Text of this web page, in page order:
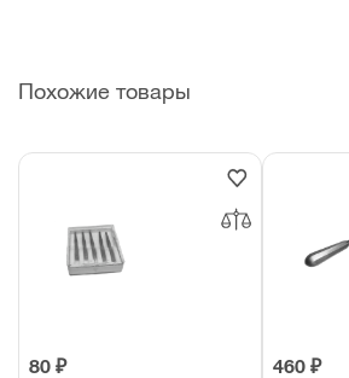
Похожие товары
80 ₽ 460 ₽